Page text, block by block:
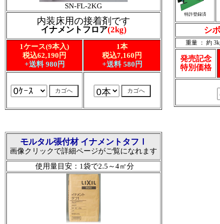
SN-FL-2KG
内装床用の接着剤です
イナメントフロア(2kg)
1ケース(9本入)
税込62,190円
+送料 980円
1本
税込7,160円
+送料 580円
特許登録済
シ
重量 ： 約
発売記念
特別価格
モルタル張付材 イナメントタフⅠ
画像クリックで詳細ページがご覧になれます
使用量目安：1袋で2.5～4㎡分